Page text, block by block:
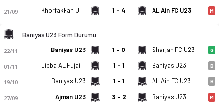
21/09 Khorfakkan U23 1 - 4 AL Ain FC U23 M
Baniyas U23 Form Durumu
22/11 Baniyas U23 1 - 0 Sharjah FC U23 G
01/11 Dibba AL Fujairah U23 1 - 1 Baniyas U23 B
19/10 Baniyas U23 1 - 1 AL Ain FC U23 B
27/09 Ajman U23 3 - 2 Baniyas U23 M